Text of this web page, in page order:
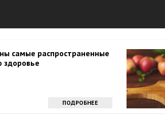
самые распространенные
ПОДРОБНЕЕ